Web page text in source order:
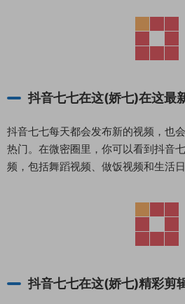
抖音七七在这(娇七)在这最
抖音七七每天都会发布新的视频，也
热门。在微密圈里，你可以看到抖音
频，包括舞蹈视频、做饭视频和生活日
抖音七七在这(娇七)精彩剪